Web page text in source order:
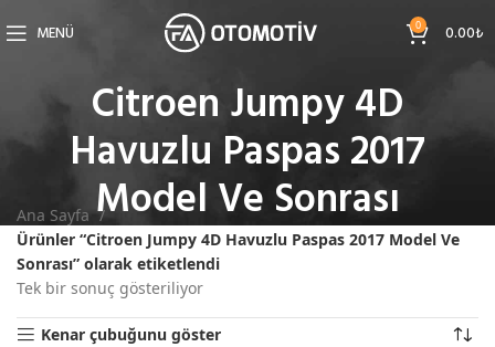
MENÜ 0 0.00₺
Citroen Jumpy 4D
Havuzlu Paspas 2017
Model Ve Sonrası
Ana Sayfa
Ürünler “Citroen Jumpy 4D Havuzlu Paspas 2017 Model Ve
Sonrası” olarak etiketlendi
Tek bir sonuç gösteriliyor
Kenar çubuğunu göster